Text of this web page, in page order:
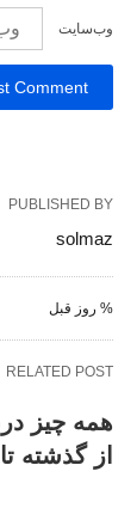
وب‌سایت
PUBLISHED BY
solmaz
% روز قبل
RELATED POST
همه‌ چیز
از گذشته